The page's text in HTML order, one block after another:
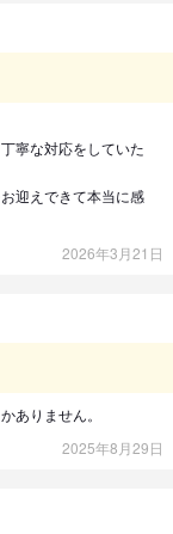
寧な対応をしていた
迎えできて本当に感
2026年3月21日
ありません。
2025年8月29日